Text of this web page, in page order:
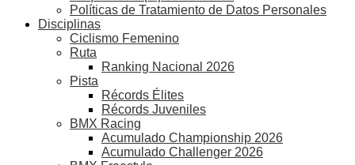
Políticas de Tratamiento de Datos Personales
Disciplinas
Ciclismo Femenino
Ruta
Ranking Nacional 2026
Pista
Récords Élites
Récords Juveniles
BMX Racing
Acumulado Championship 2026
Acumulado Challenger 2026